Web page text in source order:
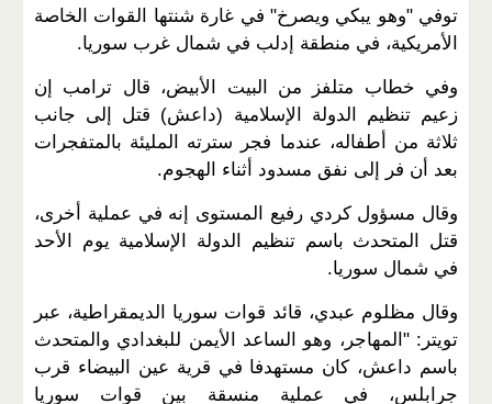
توفي "وهو يبكي ويصرخ" في غارة شنتها القوات الخاصة
الأمريكية، في منطقة إدلب في شمال غرب سوريا.
وفي خطاب متلفز من البيت الأبيض، قال ترامب إن
زعيم تنظيم الدولة الإسلامية (داعش) قتل إلى جانب
ثلاثة من أطفاله، عندما فجر سترته المليئة بالمتفجرات
بعد أن فر إلى نفق مسدود أثناء الهجوم.
وقال مسؤول كردي رفيع المستوى إنه في عملية أخرى،
قتل المتحدث باسم تنظيم الدولة الإسلامية يوم الأحد
في شمال سوريا.
وقال مظلوم عبدي، قائد قوات سوريا الديمقراطية، عبر
تويتر: "المهاجر، وهو الساعد الأيمن للبغدادي والمتحدث
باسم داعش، كان مستهدفا في قرية عين البيضاء قرب
جرابلس، في عملية منسقة بين قوات سوريا